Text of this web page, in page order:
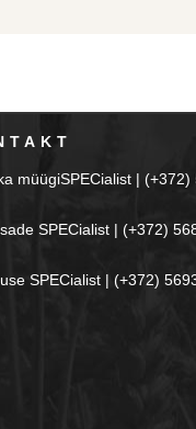
müügiSPECialist | (+372)
SPECialist | (+372)
SPECialist | (+372)